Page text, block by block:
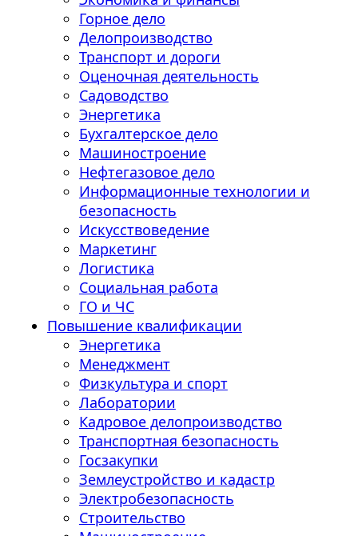
Горное дело
Делопроизводство
Транспорт и дороги
Оценочная деятельность
Садоводство
Энергетика
Бухгалтерское дело
Машиностроение
Нефтегазовое дело
Информационные технологии и
безопасность
Искусствоведение
Маркетинг
Логистика
Социальная работа
ГО и ЧС
Повышение квалификации
Энергетика
Менеджмент
Физкультура и спорт
Лаборатории
Кадровое делопроизводство
Транспортная безопасность
Госзакупки
Землеустройство и кадастр
Электробезопасность
Строительство